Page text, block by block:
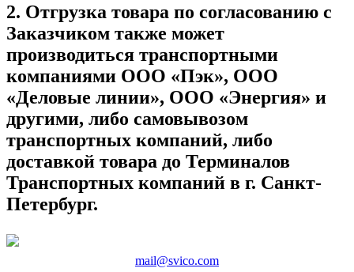
2. Отгрузка товара по согласованию с
Заказчиком также может
производиться транспортными
компаниями ООО «Пэк», ООО
«Деловые линии», ООО «Энергия» и
другими, либо самовывозом
транспортных компаний, либо
доставкой товара до Терминалов
Транспортных компаний в г. Санкт-
Петербург.
mail@svico.com